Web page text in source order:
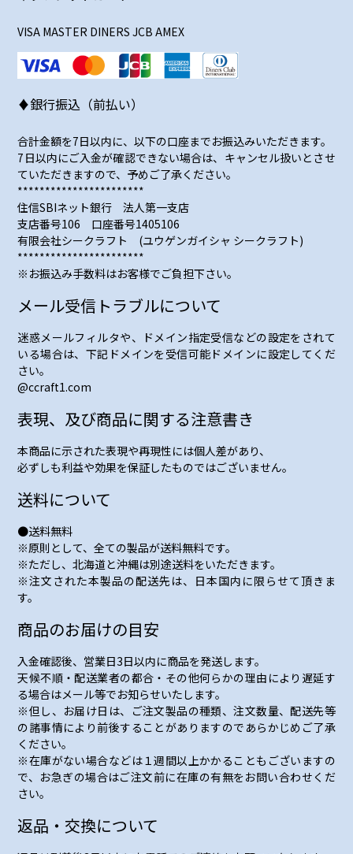
VISA MASTER DINERS JCB AMEX
♦銀行振込（前払い）
合計金額を7日以内に、以下の口座までお振込みいただきます。
7日以内にご入金が確認できない場合は、キャンセル扱いとさせ
ていただきますので、予めご了承ください。
***********************
住信SBIネット銀行 法人第一支店
支店番号106 口座番号1405106
有限会社シークラフト (ユウゲンガイシャ シークラフト)
***********************
※お振込み手数料はお客様でご負担下さい。
メール受信トラブルについて
迷惑メールフィルタや、ドメイン指定受信などの設定をされて
いる場合は、下記ドメインを受信可能ドメインに設定してくだ
さい。
@ccraft1.com
表現、及び商品に関する注意書き
本商品に示された表現や再現性には個人差があり、
必ずしも利益や効果を保証したものではございません。
送料について
●送料無料
※原則として、全ての製品が送料無料です。
※ただし、北海道と沖縄は別途送料をいただきます。
※注文された本製品の配送先は、日本国内に限らせて頂きま
す。
商品のお届けの目安
入金確認後、営業日3日以内に商品を発送します。
天候不順・配送業者の都合・その他何らかの理由により遅延す
る場合はメール等でお知らせいたします。
※但し、お届け日は、ご注文製品の種類、注文数量、配送先等
の諸事情により前後することがありますのであらかじめご了承
ください。
※在庫がない場合などは１週間以上かかることもございますの
で、お急ぎの場合はご注文前に在庫の有無をお問い合わせくだ
さい。
返品・交換について